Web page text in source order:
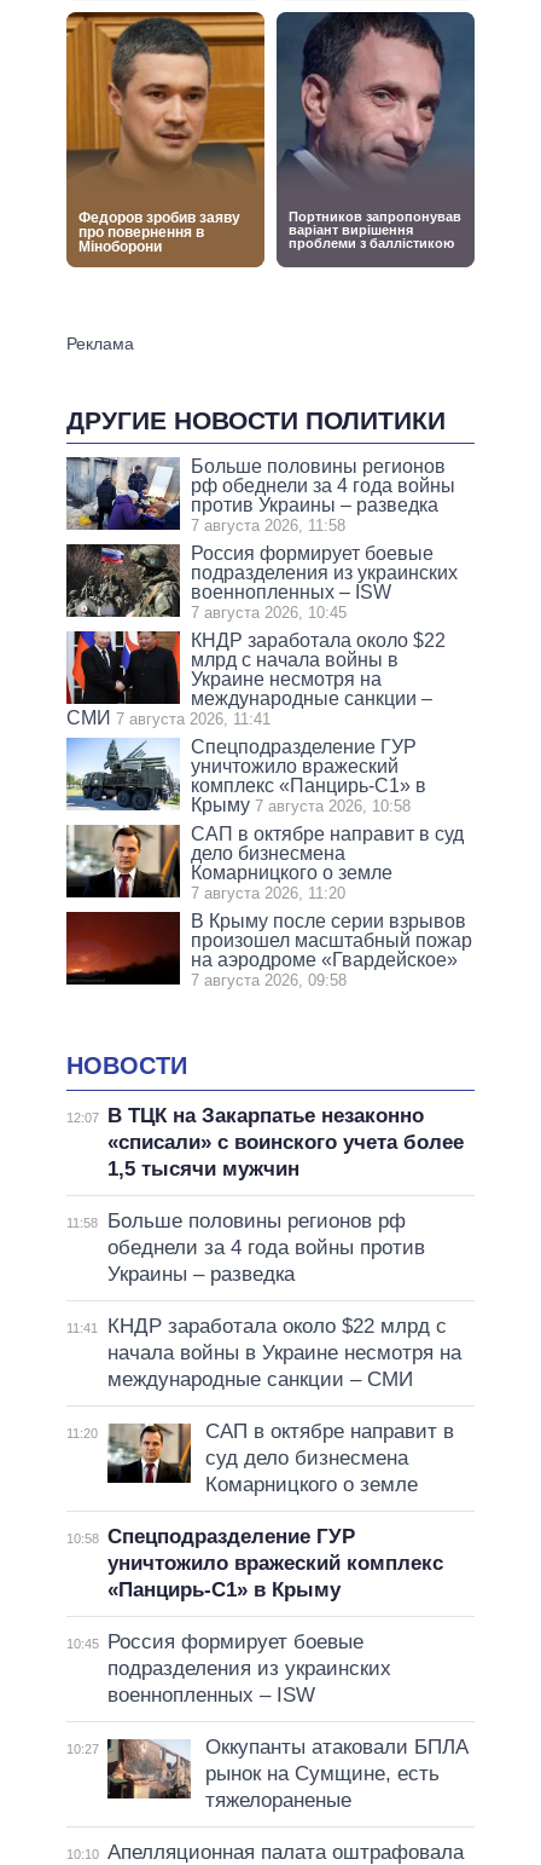
ДРУГИЕ НОВОСТИ ПОЛИТИКИ
Больше половины регионов
рф обеднели за 4 года войны
против Украины – разведка
7 августа 2026, 11:58
Россия формирует боевые
подразделения из украинских
военнопленных – ISW
7 августа 2026, 10:45
КНДР заработала около $22
млрд с начала войны в
Украине несмотря на
международные санкции –
СМИ 7 августа 2026, 11:41
Спецподразделение ГУР
уничтожило вражеский
комплекс «Панцирь-С1» в
Крыму 7 августа 2026, 10:58
САП в октябре направит в суд
дело бизнесмена
Комарницкого о земле
7 августа 2026, 11:20
В Крыму после серии взрывов
произошел масштабный пожар
на аэродроме «Гвардейское»
7 августа 2026, 09:58
НОВОСТИ
12:07
В ТЦК на Закарпатье незаконно
«списали» с воинского учета более
1,5 тысячи мужчин
11:58
Больше половины регионов рф
обеднели за 4 года войны против
Украины – разведка
11:41
КНДР заработала около $22 млрд с
начала войны в Украине несмотря на
международные санкции – СМИ
11:20
САП в октябре направит в
суд дело бизнесмена
Комарницкого о земле
10:58 Спецподразделение ГУР
уничтожило вражеский комплекс
«Панцирь-С1» в Крыму
10:45
Россия формирует боевые
подразделения из украинских
военнопленных – ISW
10:27
Оккупанты атаковали БПЛА
рынок на Сумщине, есть
тяжелораненые
10:10 Апелляционная палата оштрафовала